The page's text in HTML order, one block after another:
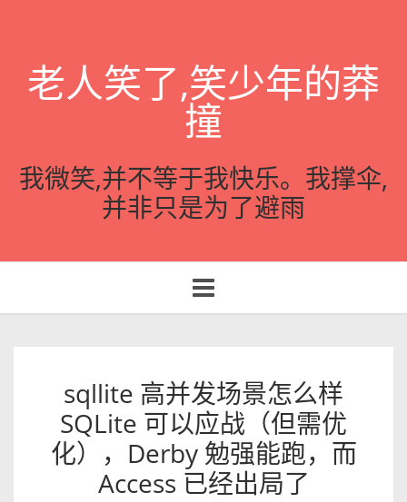
老人笑了,笑少年的莽
撞
我微笑,并不等于我快乐。我撑伞,
并非只是为了避雨
navigation
sqllite 高并发场景怎么样
SQLite 可以应战（但需优
化），Derby 勉强能跑，而
Access 已经出局了